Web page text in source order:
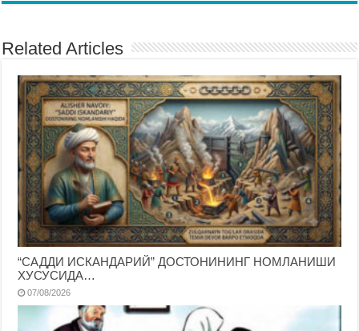
Related Articles
“САДДИ ИСКАНДАРИЙ” ДОСТОНИНИНГ НОМЛАНИШИ
ХУСУСИДА…
07/08/2026